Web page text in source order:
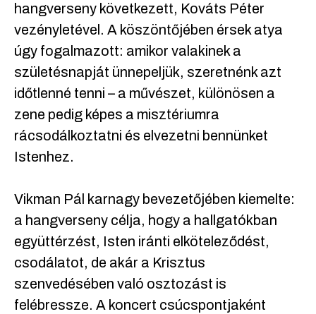
hangverseny következett, Kováts Péter
vezényletével. A köszöntőjében érsek atya
úgy fogalmazott: amikor valakinek a
születésnapját ünnepeljük, szeretnénk azt
időtlenné tenni – a művészet, különösen a
zene pedig képes a misztériumra
rácsodálkoztatni és elvezetni bennünket
Istenhez.
Vikman Pál karnagy bevezetőjében kiemelte:
a hangverseny célja, hogy a hallgatókban
együttérzést, Isten iránti elköteleződést,
csodálatot, de akár a Krisztus
szenvedésében való osztozást is
felébressze. A koncert csúcspontjaként